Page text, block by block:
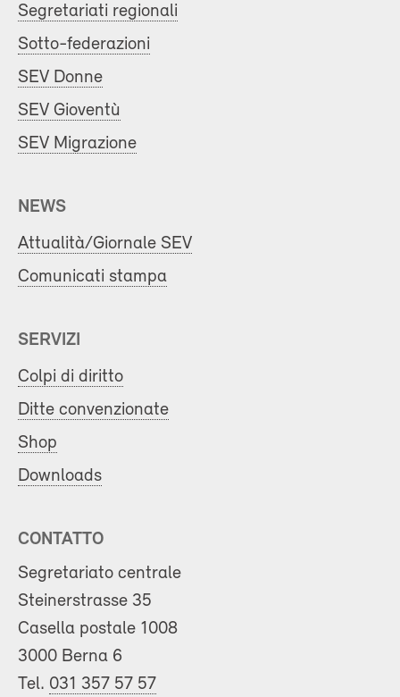
Segretariati regionali
Sotto-federazioni
SEV Donne
SEV Gioventù
SEV Migrazione
NEWS
Attualità/Giornale SEV
Comunicati stampa
SERVIZI
Colpi di diritto
Ditte convenzionate
Shop
Downloads
CONTATTO
Segretariato centrale
Steinerstrasse 35
Casella postale 1008
3000 Berna 6
Tel. 031 357 57 57